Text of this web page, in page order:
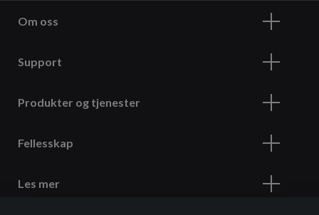
Om oss
Support
Produkter og tjenester
Fellesskap
Les mer